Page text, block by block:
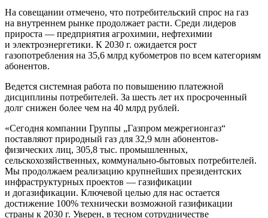
На совещании отмечено, что потребительский спрос на газ
на внутреннем рынке продолжает расти. Среди лидеров
прироста — предприятия агрохимии, нефтехимии
и электроэнергетики. К 2030 г. ожидается рост
газопотребления на 35,6 млрд кубометров по всем категориям
абонентов.
Ведется системная работа по повышению платежной
дисциплины потребителей. За шесть лет их просроченный
долг снижен более чем на 40 млрд рублей.
«Сегодня компании Группы „Газпром межрегионгаз“
поставляют природный газ для 32,9 млн абонентов-
физических лиц, 305,8 тыс. промышленных,
сельскохозяйственных, коммунально-бытовых потребителей.
Мы продолжаем реализацию крупнейших президентских
инфраструктурных проектов — газификации
и догазификации. Ключевой целью для нас остается
достижение 100% технически возможной газификации
страны к 2030 г. Уверен, в тесном сотрудничестве